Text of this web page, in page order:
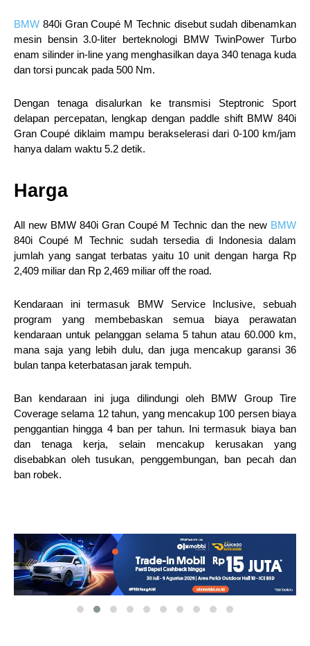
BMW 840i Gran Coupé M Technic disebut sudah dibenamkan
mesin bensin 3.0-liter berteknologi BMW TwinPower Turbo
enam silinder in-line yang menghasilkan daya 340 tenaga kuda
dan torsi puncak pada 500 Nm.
Dengan tenaga disalurkan ke transmisi Steptronic Sport
delapan percepatan, lengkap dengan paddle shift BMW 840i
Gran Coupé diklaim mampu berakselerasi dari 0-100 km/jam
hanya dalam waktu 5.2 detik.
Harga
All new BMW 840i Gran Coupé M Technic dan the new BMW
840i Coupé M Technic sudah tersedia di Indonesia dalam
jumlah yang sangat terbatas yaitu 10 unit dengan harga Rp
2,409 miliar dan Rp 2,469 miliar off the road.
Kendaraan ini termasuk BMW Service Inclusive, sebuah
program yang membebaskan semua biaya perawatan
kendaraan untuk pelanggan selama 5 tahun atau 60.000 km,
mana saja yang lebih dulu, dan juga mencakup garansi 36
bulan tanpa keterbatasan jarak tempuh.
Ban kendaraan ini juga dilindungi oleh BMW Group Tire
Coverage selama 12 tahun, yang mencakup 100 persen biaya
penggantian hingga 4 ban per tahun. Ini termasuk biaya ban
dan tenaga kerja, selain mencakup kerusakan yang
disebabkan oleh tusukan, penggembungan, ban pecah dan
ban robek.